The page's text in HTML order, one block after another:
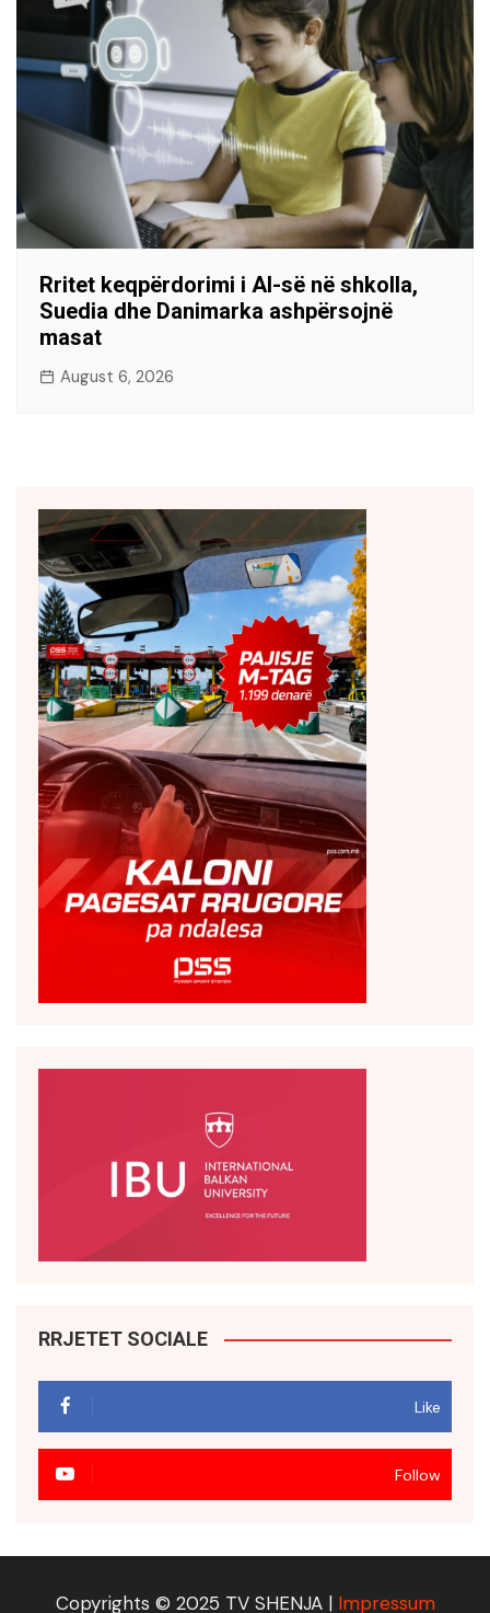
Rritet keqpërdorimi i AI-së në shkolla,
Suedia dhe Danimarka ashpërsojnë
masat
August 6, 2026
RRJETET SOCIALE
Like
Follow
Copyrights © 2025 TV SHENJA | Impressum